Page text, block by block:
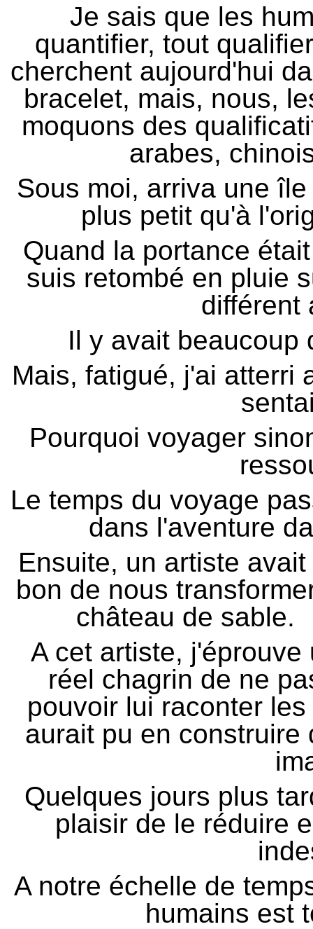
Je sais que les
quantifier, tout
cherchent aujourd'hui
bracelet, mais, nous,
moquons des
arabes,
Sous moi, arriva une
plus petit qu'à
Quand la portance
suis retombé en pluie
différent
Il y avait beaucoup
Mais, fatigué, j'ai atterri
Pourquoi voyager
Le temps du voyage
dans l'aventure
Ensuite, un artiste avait
bon de nous
château de sable.
A cet artiste, j'éprouve
réel chagrin de ne
pouvoir lui raconter
aurait pu en
Quelques jours plus
plaisir de le réduire
A notre échelle de
humains est